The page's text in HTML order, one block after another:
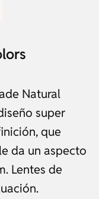
Natural
super
que
da un aspecto
Lentes de